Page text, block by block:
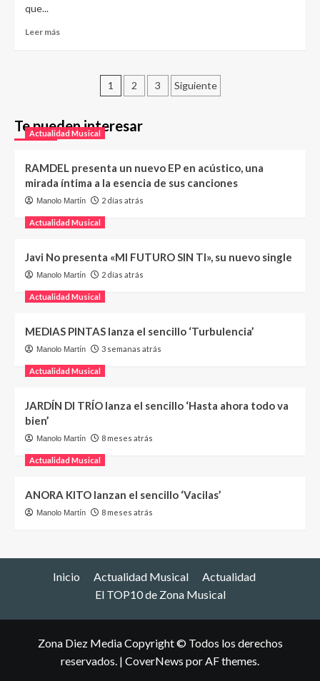
que...
Leer más
1 2 3 Siguiente
Te pueden interesar
Actualidad Musical
RAMDEL presenta un nuevo EP en acústico, una
mirada íntima a la esencia de sus canciones
Manolo Martín 2 días atrás
Actualidad Musical
Javi No presenta «MI FUTURO SIN TI», su nuevo single
Manolo Martín 2 días atrás
Actualidad Musical
MEDIAS PINTAS lanza el sencillo ‘Turbulencia’
Manolo Martín 3 semanas atrás
Actualidad Musical
JARDÍN DI TRÍO lanza el sencillo ‘Hasta ahora todo va
bien’
Manolo Martín 8 meses atrás
Actualidad Musical
ANORA KITO lanzan el sencillo ‘Vacilas’
Manolo Martín 8 meses atrás
Inicio Actualidad Musical
Actualidad
El TOP10 de Zona Musical
Zona Diez Media Copyright © Todos los derechos
reservados. | CoverNews por AF themes.